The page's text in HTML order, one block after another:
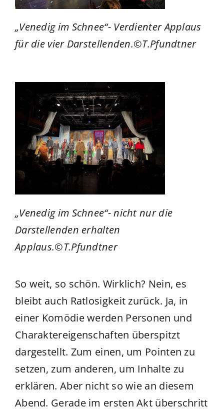
„Venedig im Schnee“- Verdienter Applaus
für die vier Darstellenden.©T.Pfundtner
„Venedig im Schnee“- nicht nur die
Darstellenden erhalten
Applaus.©T.Pfundtner
So weit, so schön. Wirklich? Nein, es
bleibt auch Ratlosigkeit zurück. Ja, in
einer Komödie werden Personen und
Charaktereigenschaften überspitzt
dargestellt. Zum einen, um Pointen zu
setzen, zum anderen, um Inhalte zu
erklären. Aber nicht so wie an diesem
Abend. Gerade im ersten Akt überschritt